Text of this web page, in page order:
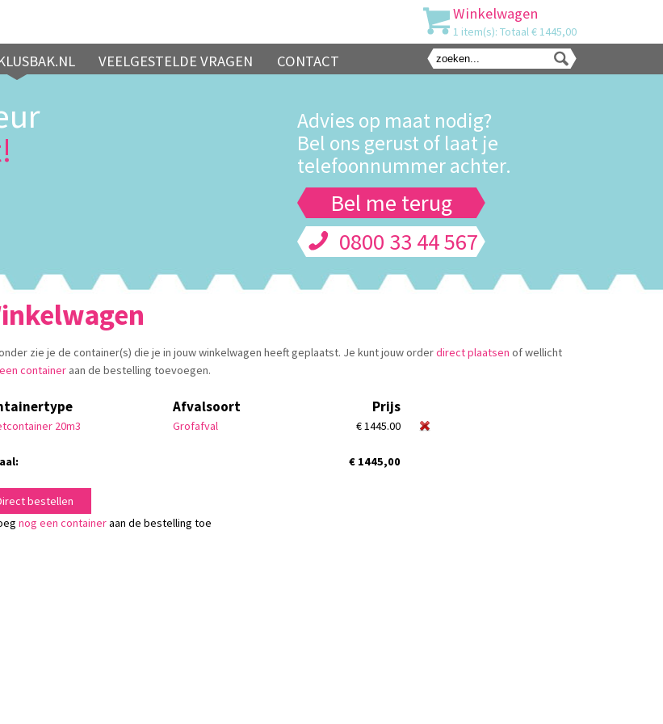
Winkelwagen
1 item(s): Totaal € 1445,00
VEELGESTELDE VRAGEN CONTACT
Advies op maat nodig?
Bel ons gerust of laat je
telefoonnummer achter.
Bel me terug
0800 33 44 567
zie je de container(s) die je in jouw winkelwagen heeft geplaatst. Je kunt jouw orderdirect plaatsen of wellicht
containeraan de bestelling toevoegen.
Afvalsoort Prijs
20m3 Grofafval € 1445.00
€ 1445,00
bestellen
nog een containeraan de bestelling toe